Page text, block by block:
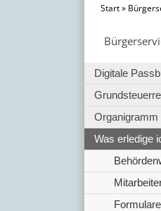
Start»
Digitale
Organigramm
Was erledige
Formulare